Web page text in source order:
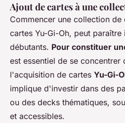
Ajout de cartes à une
Commencer une collection
cartes Yu-Gi-Oh, peut
débutants. Pour constituer
est essentiel de se concentrer
l'acquisition de cartes Yu-Gi-
implique d'investir dans des
ou des decks thématiques,
et accessibles.